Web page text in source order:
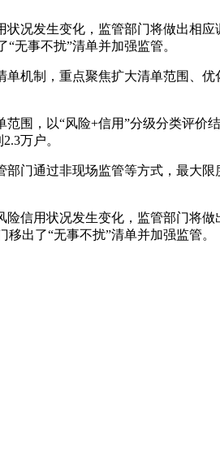
况发生变化，监管部门将做出相
无事不扰”清单并加强监管。
机制，重点聚焦扩大清单范围、
围，以“风险+信用”分级分类评价
万户。
门通过非现场监管等方式，最大
信用状况发生变化，监管部门将
出了“无事不扰”清单并加强监管。